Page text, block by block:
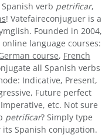
verb petrificar,
! Vatefaireconjuguer is a
Founded in 2004,
language courses:
course, French
all Spanish verbs
Indicative, Present,
Future perfect
etc. Not sure
petrificar? Simply type
Spanish conjugation.